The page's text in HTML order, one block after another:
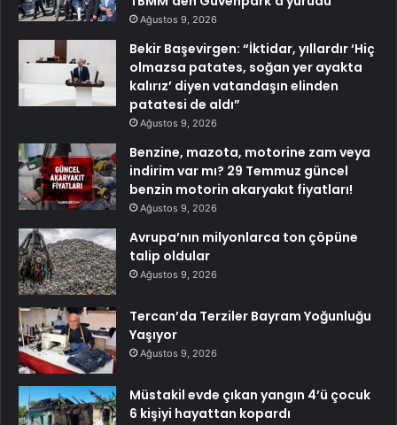
Ağustos 9, 2026
Bekir Başevirgen: “İktidar, yıllardır ‘Hiç
olmazsa patates, soğan yer ayakta
kalırız’ diyen vatandaşın elinden
patatesi de aldı”
Ağustos 9, 2026
Benzine, mazota, motorine zam veya
indirim var mı? 29 Temmuz güncel
benzin motorin akaryakıt fiyatları!
Ağustos 9, 2026
Avrupa’nın milyonlarca ton çöpüne
talip oldular
Ağustos 9, 2026
Tercan’da Terziler Bayram Yoğunluğu
Yaşıyor
Ağustos 9, 2026
Müstakil evde çıkan yangın 4’ü çocuk
6 kişiyi hayattan kopardı